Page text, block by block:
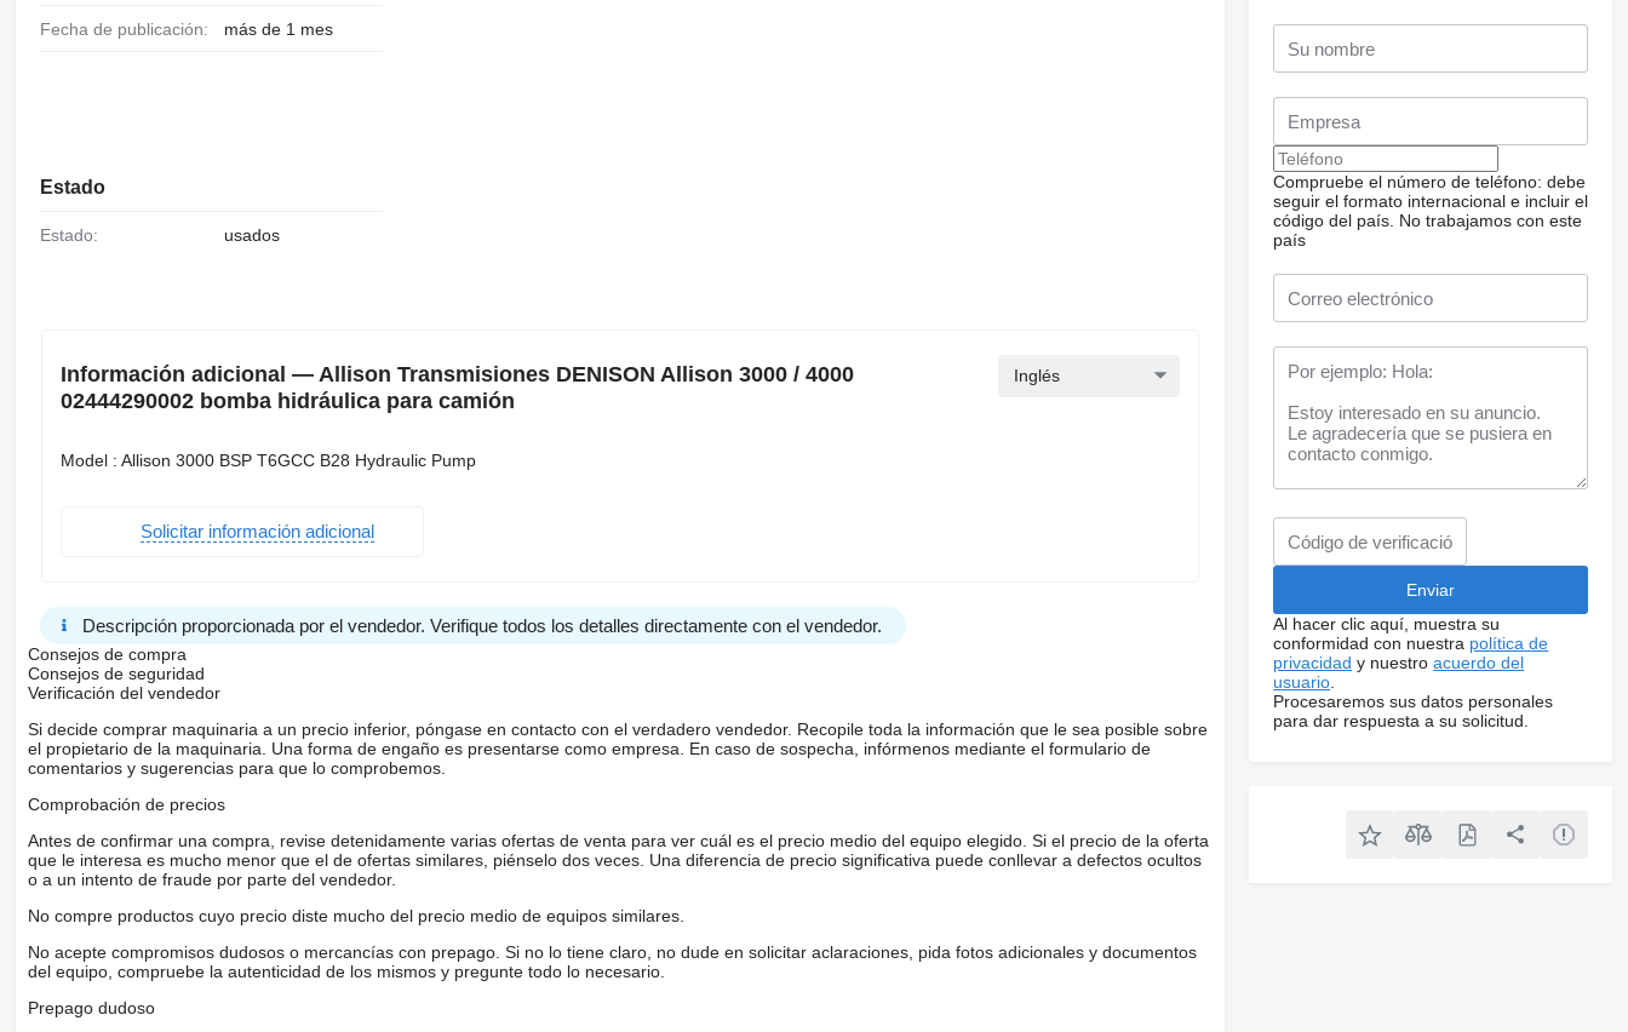
Fecha de publicación: más de 1 mes
Estado
Estado: usados
Información adicional — Allison Transmisiones DENISON Allison 3000 / 4000
02444290002 bomba hidráulica para camión
Inglés
Model : Allison 3000 BSP T6GCC B28 Hydraulic Pump
Solicitar información adicional
Descripción proporcionada por el vendedor. Verifique todos los detalles directamente con el vendedor.
Consejos de compra
Consejos de seguridad
Verificación del vendedor
Si decide comprar maquinaria a un precio inferior, póngase en contacto con el verdadero vendedor. Recopile toda la información que le sea posible sobre
el propietario de la maquinaria. Una forma de engaño es presentarse como empresa. En caso de sospecha, infórmenos mediante el formulario de
comentarios y sugerencias para que lo comprobemos.
Comprobación de precios
Antes de confirmar una compra, revise detenidamente varias ofertas de venta para ver cuál es el precio medio del equipo elegido. Si el precio de la oferta
que le interesa es mucho menor que el de ofertas similares, piénselo dos veces. Una diferencia de precio significativa puede conllevar a defectos ocultos
o a un intento de fraude por parte del vendedor.
No compre productos cuyo precio diste mucho del precio medio de equipos similares.
No acepte compromisos dudosos o mercancías con prepago. Si no lo tiene claro, no dude en solicitar aclaraciones, pida fotos adicionales y documentos
del equipo, compruebe la autenticidad de los mismos y pregunte todo lo necesario.
Prepago dudoso
Compruebe el número de teléfono: debe
seguir el formato internacional e incluir el
código del país. No trabajamos con este
país
Al hacer clic aquí, muestra su
conformidad con nuestra política de
privacidad y nuestroacuerdo del
usuario
Procesaremos sus datos personales
para dar respuesta a su solicitud.